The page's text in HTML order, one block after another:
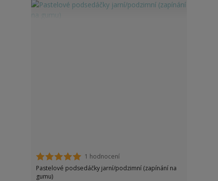
1 hodnocení
Pastelové podsedáčky jarní/podzimní (zapínání na
gumu)